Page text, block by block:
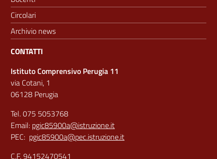
Circolari
Archivio news
CONTATTI
Istituto Comprensivo Perugia 11
via Cotani, 1
06128 Perugia
Tel. 075 5053768
Email: pgic85900a@istruzione.it
PEC: pgic85900a@pec.istruzione.it
C.F. 94152470541